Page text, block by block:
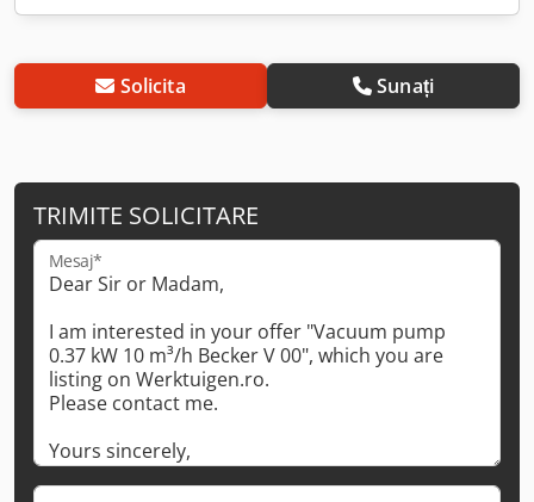
Solicita Sunați
TRIMITE SOLICITARE
Mesaj*